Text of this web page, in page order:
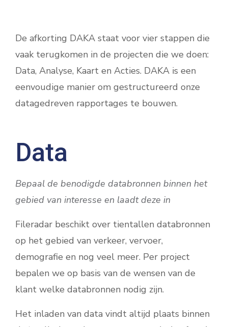
De afkorting DAKA staat voor vier stappen die
vaak terugkomen in de projecten die we doen:
Data, Analyse, Kaart en Acties. DAKA is een
eenvoudige manier om gestructureerd onze
datagedreven rapportages te bouwen.
Data
Bepaal de benodigde databronnen binnen het
gebied van interesse en laadt deze in
Fileradar beschikt over tientallen databronnen
op het gebied van verkeer, vervoer,
demografie en nog veel meer. Per project
bepalen we op basis van de wensen van de
klant welke databronnen nodig zijn.
Het inladen van data vindt altijd plaats binnen